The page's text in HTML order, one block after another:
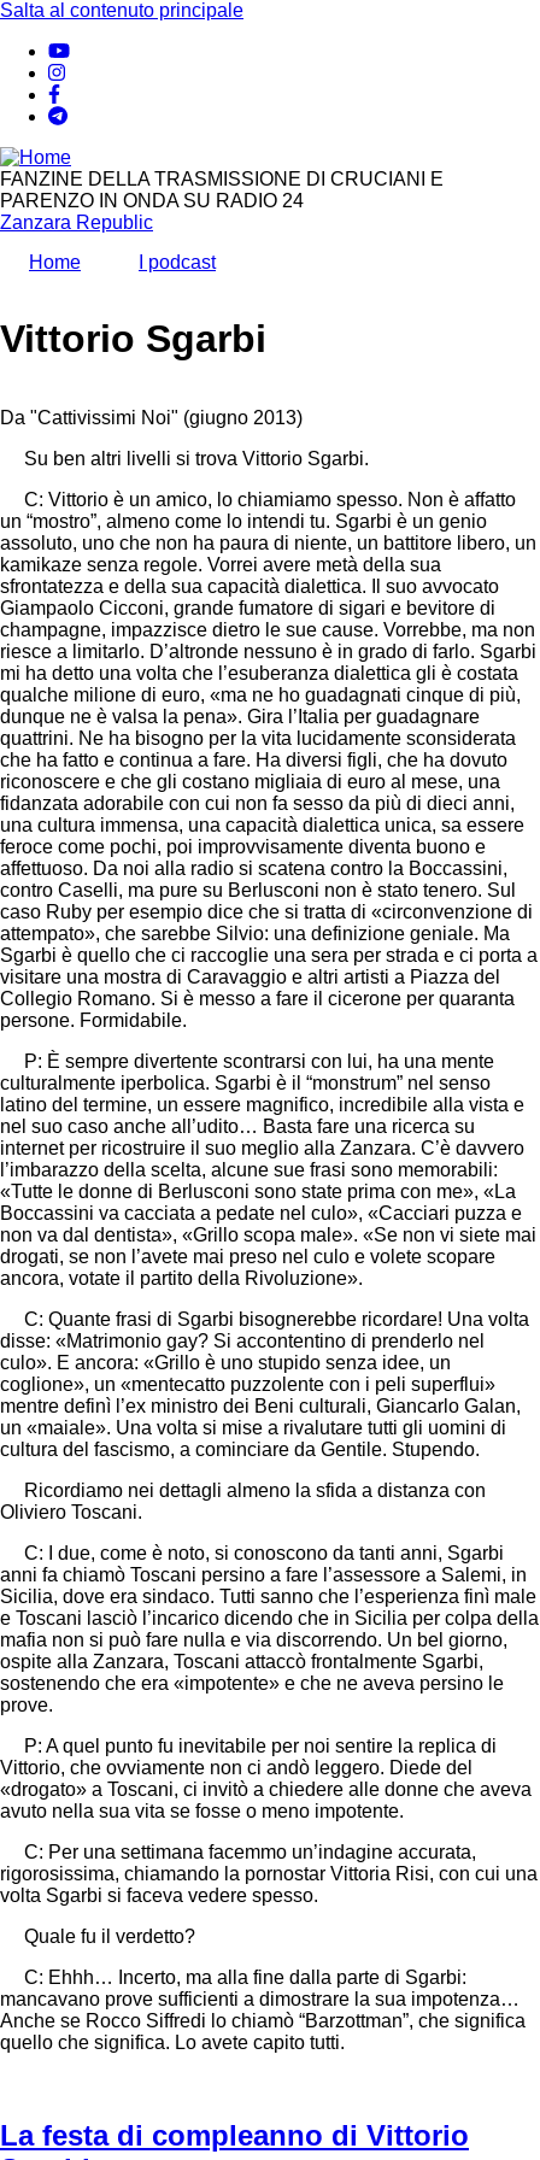
Salta al contenuto principale
FANZINE DELLA TRASMISSIONE DI CRUCIANI E
PARENZO IN ONDA SU RADIO 24
Zanzara Republic
Home
I podcast
Vittorio Sgarbi
Da "Cattivissimi Noi" (giugno 2013)
Su ben altri livelli si trova Vittorio Sgarbi.
C: Vittorio è un amico, lo chiamiamo spesso. Non è affatto
un “mostro”, almeno come lo intendi tu. Sgarbi è un genio
assoluto, uno che non ha paura di niente, un battitore libero, un
kamikaze senza regole. Vorrei avere metà della sua
sfrontatezza e della sua capacità dialettica. Il suo avvocato
Giampaolo Cicconi, grande fumatore di sigari e bevitore di
champagne, impazzisce dietro le sue cause. Vorrebbe, ma non
riesce a limitarlo. D’altronde nessuno è in grado di farlo. Sgarbi
mi ha detto una volta che l’esuberanza dialettica gli è costata
qualche milione di euro, «ma ne ho guadagnati cinque di più,
dunque ne è valsa la pena». Gira l’Italia per guadagnare
quattrini. Ne ha bisogno per la vita lucidamente sconsiderata
che ha fatto e continua a fare. Ha diversi figli, che ha dovuto
riconoscere e che gli costano migliaia di euro al mese, una
fidanzata adorabile con cui non fa sesso da più di dieci anni,
una cultura immensa, una capacità dialettica unica, sa essere
feroce come pochi, poi improvvisamente diventa buono e
affettuoso. Da noi alla radio si scatena contro la Boccassini,
contro Caselli, ma pure su Berlusconi non è stato tenero. Sul
caso Ruby per esempio dice che si tratta di «circonvenzione di
attempato», che sarebbe Silvio: una definizione geniale. Ma
Sgarbi è quello che ci raccoglie una sera per strada e ci porta a
visitare una mostra di Caravaggio e altri artisti a Piazza del
Collegio Romano. Si è messo a fare il cicerone per quaranta
persone. Formidabile.
P: È sempre divertente scontrarsi con lui, ha una mente
culturalmente iperbolica. Sgarbi è il “monstrum” nel senso
latino del termine, un essere magnifico, incredibile alla vista e
nel suo caso anche all’udito… Basta fare una ricerca su
internet per ricostruire il suo meglio alla Zanzara. C’è davvero
l’imbarazzo della scelta, alcune sue frasi sono memorabili:
«Tutte le donne di Berlusconi sono state prima con me», «La
Boccassini va cacciata a pedate nel culo», «Cacciari puzza e
non va dal dentista», «Grillo scopa male». «Se non vi siete mai
drogati, se non l’avete mai preso nel culo e volete scopare
ancora, votate il partito della Rivoluzione».
C: Quante frasi di Sgarbi bisognerebbe ricordare! Una volta
disse: «Matrimonio gay? Si accontentino di prenderlo nel
culo». E ancora: «Grillo è uno stupido senza idee, un
coglione», un «mentecatto puzzolente con i peli superflui»
mentre definì l’ex ministro dei Beni culturali, Giancarlo Galan,
un «maiale». Una volta si mise a rivalutare tutti gli uomini di
cultura del fascismo, a cominciare da Gentile. Stupendo.
Ricordiamo nei dettagli almeno la sfida a distanza con
Oliviero Toscani.
C: I due, come è noto, si conoscono da tanti anni, Sgarbi
anni fa chiamò Toscani persino a fare l’assessore a Salemi, in
Sicilia, dove era sindaco. Tutti sanno che l’esperienza finì male
e Toscani lasciò l’incarico dicendo che in Sicilia per colpa della
mafia non si può fare nulla e via discorrendo. Un bel giorno,
ospite alla Zanzara, Toscani attaccò frontalmente Sgarbi,
sostenendo che era «impotente» e che ne aveva persino le
prove.
P: A quel punto fu inevitabile per noi sentire la replica di
Vittorio, che ovviamente non ci andò leggero. Diede del
«drogato» a Toscani, ci invitò a chiedere alle donne che aveva
avuto nella sua vita se fosse o meno impotente.
C: Per una settimana facemmo un’indagine accurata,
rigorosissima, chiamando la pornostar Vittoria Risi, con cui una
volta Sgarbi si faceva vedere spesso.
Quale fu il verdetto?
C: Ehhh… Incerto, ma alla fine dalla parte di Sgarbi:
mancavano prove sufficienti a dimostrare la sua impotenza…
Anche se Rocco Siffredi lo chiamò “Barzottman”, che significa
quello che significa. Lo avete capito tutti.
La festa di compleanno di Vittorio